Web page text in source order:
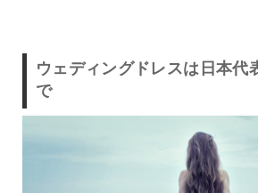
ウェディングドレスは日本代
で